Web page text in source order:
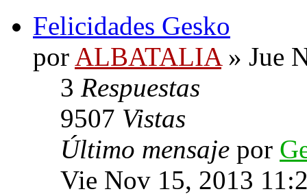
Felicidades Gesko
por ALBATALIA» Jue
3 Respuestas
9507 Vistas
Último mensaje por
Vie Nov 15, 2013